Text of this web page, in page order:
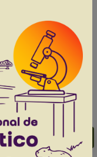
with
in a
tajacu)
Filho G.B.
A.C.
Lima P.A.C.P.
Go to 44(0), 2024